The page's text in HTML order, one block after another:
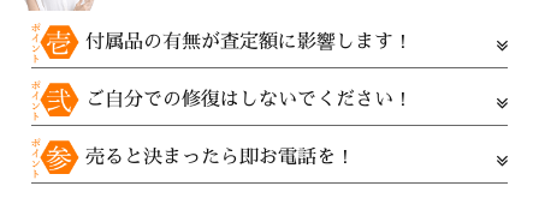
付属品の有無が査定額に影響します！
ご自分での修復はしないでください！
売ると決まったら即お電話を！